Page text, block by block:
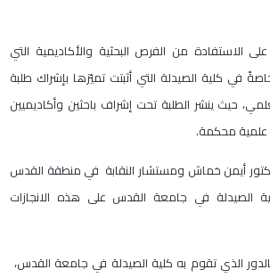
الاستفادة من الفرص البحثية والأكاديمية التي
في كلية الصيدلة التي أثبتت تميّزها بإشراك طلبة
حيث ينشر الطلبة تحت إشراف باحثين وأكاديميين
علمية محكمة.
أيمن خماش ومستشار النقابة في منطقة القدس
الصيدلة في جامعة القدس على هذه الانجازات
الذي تقوم به كلية الصيدلة في جامعة القدس،